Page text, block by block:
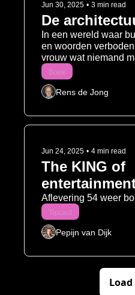
Jun 30, 2025 • 3 min read
De
In een wereld waar
en woorden
vrouw wat niemand
Boek
Rens de Jong
Jun 24, 2025 • 4 min read
The KING of
NO EXIT?
nou?
Aflevering 54 weer
Tipcast
Pepijn van Dijk